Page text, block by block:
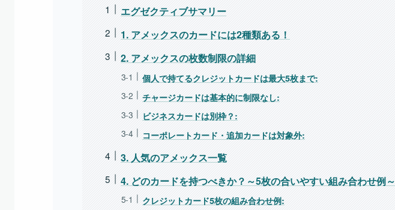
エグゼクティブサマリー
1. アメックスのカードには2種類ある！
2. アメックスの枚数制限の詳細
個人で持てるクレジットカードは最大5枚まで:
チャージカードは基本的に制限なし:
ビジネスカードは別枠？:
コーポレートカード・追加カードは対象外:
3. 人気のアメックス一覧
4. どのカードを持つべきか？～5枚の合いやすい組み合わせ例～
クレジットカード5枚の組み合わせ例: